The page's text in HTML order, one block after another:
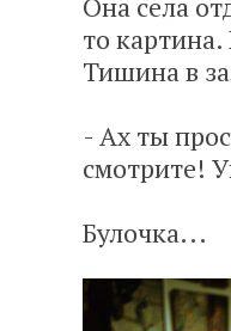
то
Тишина в
- Ах ты
смотрите!
Булочка...